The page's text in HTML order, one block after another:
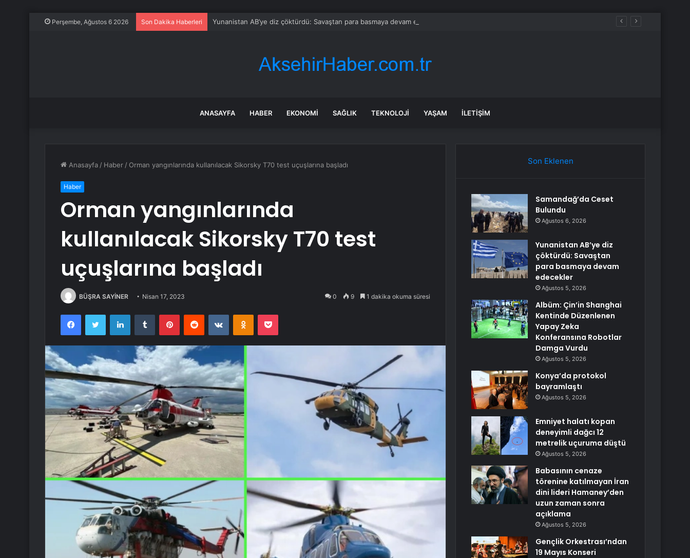
Perşembe, Ağustos 6 2026 Son Dakika Haberleri Yunanistan AB’ye diz çöktürdü: Savaştan para basmaya devam edecekler
ANASAYFA HABER EKONOMI SAĞLIK TEKNOLOJI YAŞAM İLETIŞIM
Anasayfa / Haber / Orman yangınlarında kullanılacak Sikorsky T70 test uçuşlarına başladı
Haber
Orman yangınlarında
kullanılacak Sikorsky T70 test
uçuşlarına başladı
BÜŞRA SAYİNER Nisan 17, 2023 0 9 1 dakika okuma süresi
FacebookTwitter LinkedInTumblr PinterestReddit VKontakteOdnoklassniki
Pocket
Son Eklenen
Samandağ’da Ceset
Bulundu
Ağustos 6, 2026
Yunanistan AB’ye diz
çöktürdü: Savaştan
para basmaya devam
edecekler
Ağustos 5, 2026
Albüm: Çin’in Shanghai
Kentinde Düzenlenen
Yapay Zeka
Konferansına Robotlar
Damga Vurdu
Ağustos 5, 2026
Konya’da protokol
bayramlaştı
Ağustos 5, 2026
Emniyet halatı kopan
deneyimli dağcı 12
metrelik uçuruma düştü
Ağustos 5, 2026
Babasının cenaze
törenine katılmayan İran
dini lideri Hamaney’den
uzun zaman sonra
açıklama
Ağustos 5, 2026
Gençlik Orkestrası’ndan
19 Mayıs Konseri